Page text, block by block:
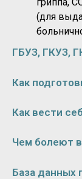
(для
ГБУЗ, ГКУЗ,
Как
Как вести
Чем болеют
База данных